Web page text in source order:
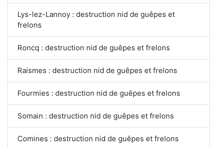
Lys-lez-Lannoy : destruction nid de guêpes et
frelons
Roncq : destruction nid de guêpes et frelons
Raismes : destruction nid de guêpes et frelons
Fourmies : destruction nid de guêpes et frelons
Somain : destruction nid de guêpes et frelons
Comines : destruction nid de guêpes et frelons